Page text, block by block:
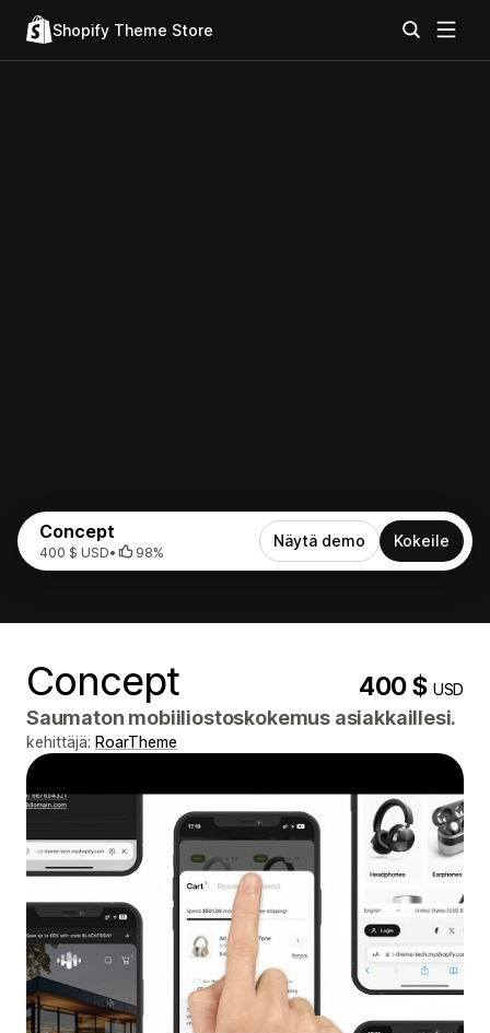
Shopify Theme Store
Concept
400 $ USD• 98%
Näytä demo Kokeile
Concept 400 $USD
Saumaton mobiiliostoskokemus asiakkaillesi.
kehittäjä: RoarTheme